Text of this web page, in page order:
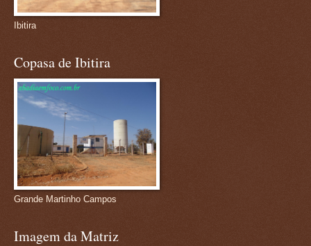
Ibitira
Copasa de Ibitira
Grande Martinho Campos
Imagem da Matriz